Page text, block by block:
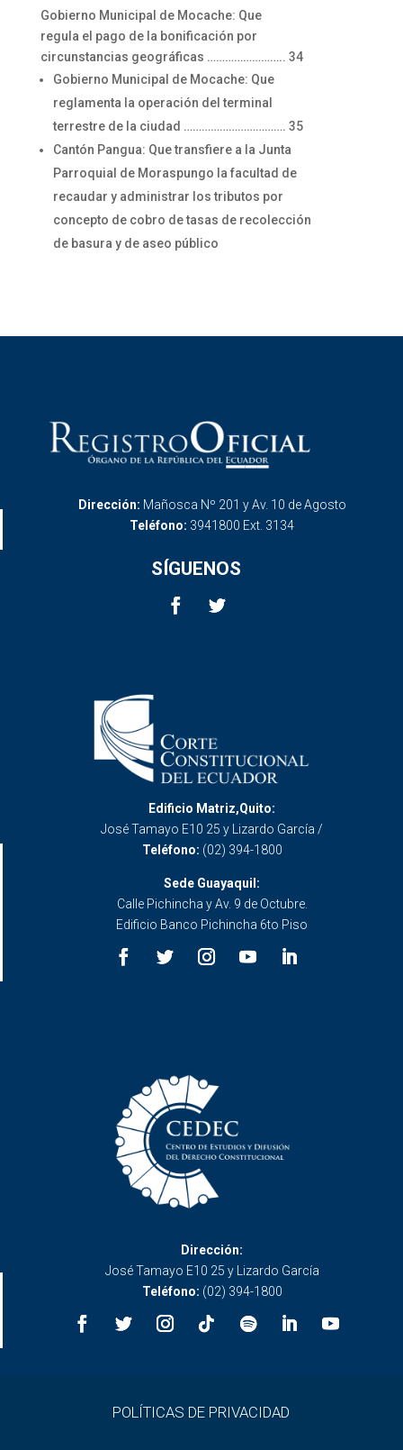
Gobierno Municipal de Mocache: Que
regula el pago de la bonificación por
circunstancias geográficas …………………….. 34
Gobierno Municipal de Mocache: Que
reglamenta la operación del terminal
terrestre de la ciudad ……………………………. 35
Cantón Pangua: Que transfiere a la Junta
Parroquial de Moraspungo la facultad de
recaudar y administrar los tributos por
concepto de cobro de tasas de recolección
de basura y de aseo público
Dirección: Mañosca Nº 201 y Av. 10 de Agosto
Teléfono: 3941800 Ext. 3134
SÍGUENOS
Edificio Matriz,Quito:
José Tamayo E10 25 y Lizardo García /
Teléfono: (02) 394-1800
Sede Guayaquil:
Calle Pichincha y Av. 9 de Octubre.
Edificio Banco Pichincha 6to Piso
Dirección:
José Tamayo E10 25 y Lizardo García
Teléfono: (02) 394-1800
POLÍTICAS DE PRIVACIDAD